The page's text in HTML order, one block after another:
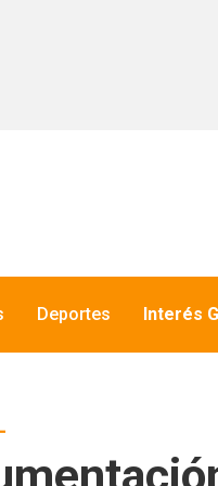
Deportes Interés